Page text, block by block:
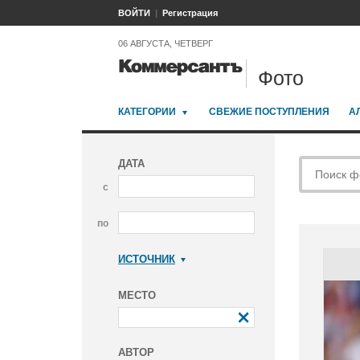
ВОЙТИ Регистрация
06 АВГУСТА, ЧЕТВЕРГ
Фото
КАТЕГОРИИ СВЕЖИЕ ПОСТУПЛЕНИЯ
ДАТА
с
по
ИСТОЧНИК
МЕСТО
АВТОР